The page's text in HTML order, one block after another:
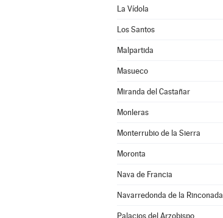
La Vídola
Los Santos
Malpartida
Masueco
Miranda del Castañar
Monleras
Monterrubio de la Sierra
Moronta
Nava de Francia
Navarredonda de la Rinconada
Palacios del Arzobispo